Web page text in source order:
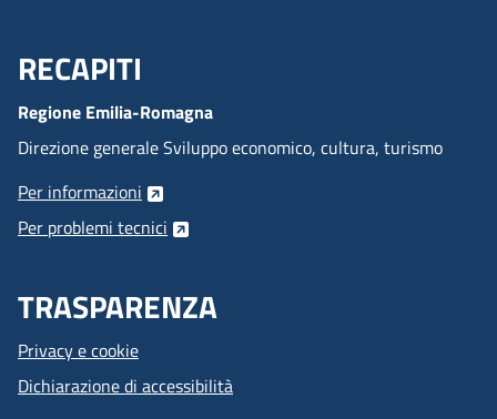
Menu Footer
RECAPITI
Regione Emilia-Romagna
Direzione generale Sviluppo economico, cultura, turismo
Per informazioni
Per problemi tecnici
TRASPARENZA
Privacy e cookie
Dichiarazione di accessibilità